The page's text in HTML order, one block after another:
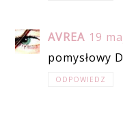
AVREA 19
pomysłowy
ODPOWIEDZ